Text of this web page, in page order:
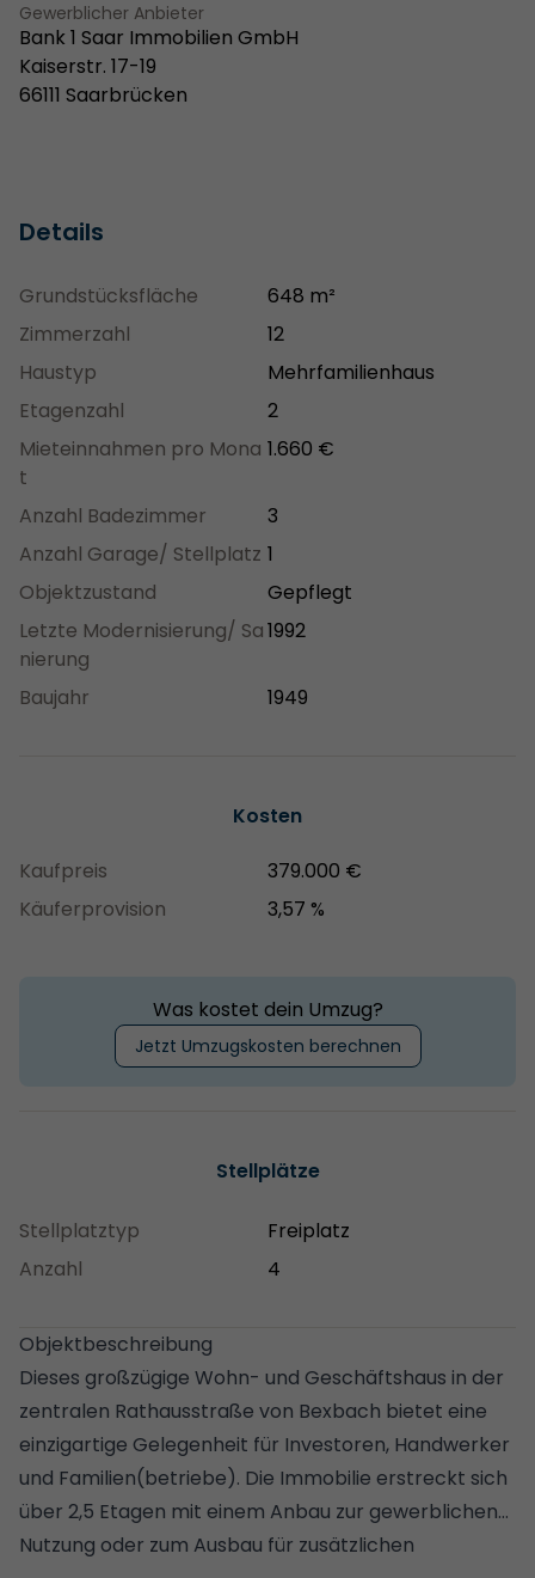
Gewerblicher Anbieter
Bank 1 Saar Immobilien GmbH
Kaiserstr. 17-19
66111 Saarbrücken
Details
Grundstücksfläche
648 m²
Zimmerzahl
12
Haustyp
Mehrfamilienhaus
Etagenzahl
2
Mieteinnahmen pro Mona
t
1.660 €
Anzahl Badezimmer
3
Anzahl Garage/ Stellplatz 1
Objektzustand
Gepflegt
Letzte Modernisierung/ Sa
nierung
1992
Baujahr 1949
Kosten
Kaufpreis
379.000 €
Käuferprovision
3,57 %
Was kostet dein Umzug?
Jetzt Umzugskosten berechnen
Stellplätze
Stellplatztyp
Freiplatz
Anzahl
4
Objektbeschreibung
Dieses großzügige Wohn- und Geschäftshaus in der
zentralen Rathausstraße von Bexbach bietet eine
einzigartige Gelegenheit für Investoren, Handwerker
und Familien(betriebe). Die Immobilie erstreckt sich
über 2,5 Etagen mit einem Anbau zur gewerblichen
Nutzung oder zum Ausbau für zusätzlichen